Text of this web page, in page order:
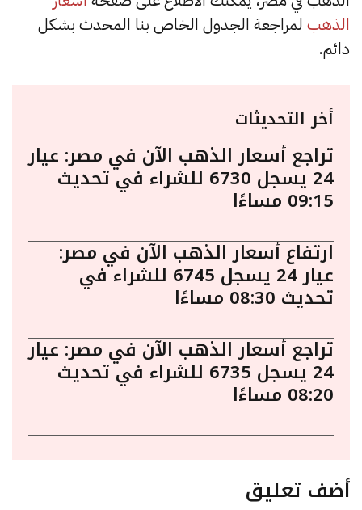
الذهب لمراجعة الجدول الخاص بنا المحدث بشكل
دائم.
أخر التحديثات
تراجع أسعار الذهب الآن في مصر: عيار
24 يسجل 6730 للشراء في تحديث
09:15 مساءًا
ارتفاع أسعار الذهب الآن في مصر:
عيار 24 يسجل 6745 للشراء في
تحديث 08:30 مساءًا
تراجع أسعار الذهب الآن في مصر: عيار
24 يسجل 6735 للشراء في تحديث
08:20 مساءًا
أضف تعليق